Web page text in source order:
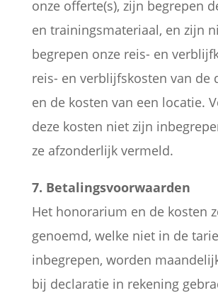
onze offerte(s), zijn begrepen
en trainingsmateriaal, en zijn
begrepen onze reis- en
reis- en verblijfskosten van de
en de kosten van een locatie.
deze kosten niet zijn
ze afzonderlijk vermeld.
7. Betalingsvoorwaarden
Het honorarium en de kosten
genoemd, welke niet in de
inbegrepen, worden
bij declaratie in rekening